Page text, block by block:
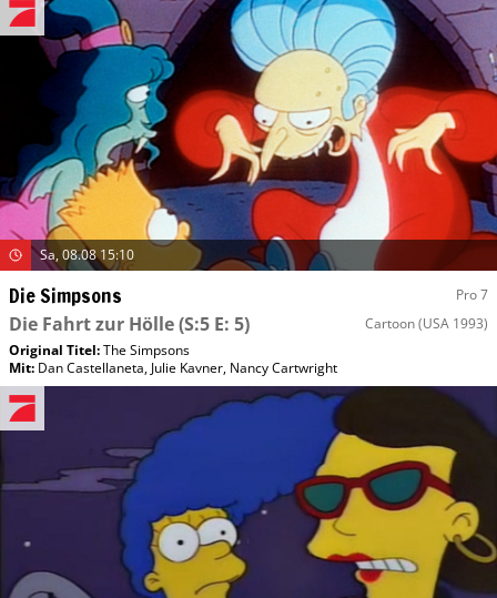
Sa, 08.08 15:10
Die Simpsons Pro 7
Die Fahrt zur Hölle(S:5 E: 5) Cartoon(USA 1993)
Original Titel:The Simpsons
Mit: Dan Castellaneta, Julie Kavner, Nancy Cartwright